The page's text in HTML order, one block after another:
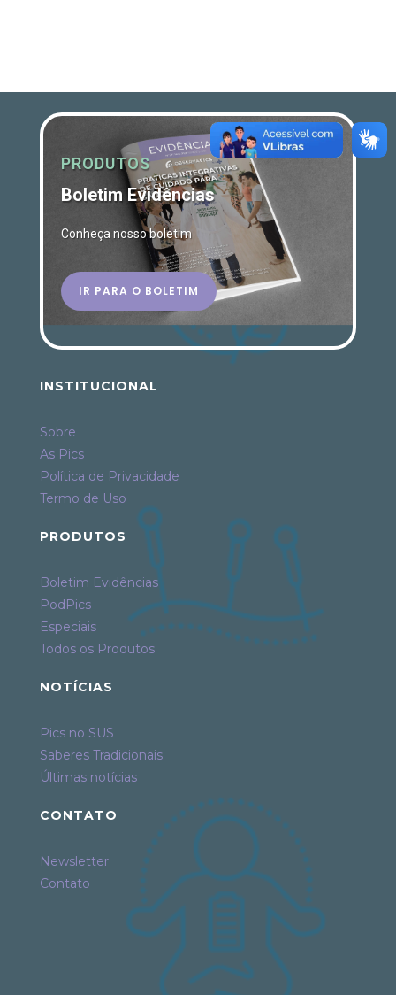
PRODUTOS
Boletim Evidências
Conheça nosso boletim
IR PARA O BOLETIM
INSTITUCIONAL
Sobre
As Pics
Política de Privacidade
Termo de Uso
PRODUTOS
Boletim Evidências
PodPics
Especiais
Todos os Produtos
NOTÍCIAS
Pics no SUS
Saberes Tradicionais
Últimas notícias
CONTATO
Newsletter
Contato